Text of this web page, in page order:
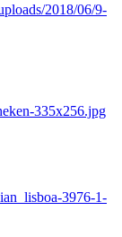
2018/06/9-
335x256.jpg
3976-1-